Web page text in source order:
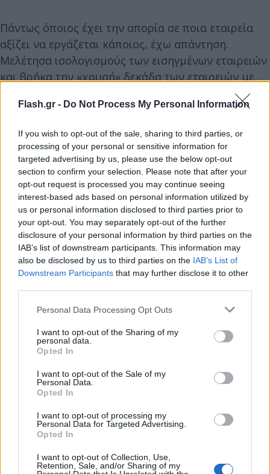
Flash.gr - Do Not Process My Personal Information
If you wish to opt-out of the sale, sharing to third parties, or
processing of your personal or sensitive information for
targeted advertising by us, please use the below opt-out
section to confirm your selection. Please note that after your
opt-out request is processed you may continue seeing
interest-based ads based on personal information utilized by
us or personal information disclosed to third parties prior to
your opt-out. You may separately opt-out of the further
disclosure of your personal information by third parties on the
IAB’s list of downstream participants. This information may
also be disclosed by us to third parties on the IAB’s List of
Downstream Participants that may further disclose it to other
Please note that this website/app uses one or more Google
not limited to your visit or usage behaviour. You may click to
grant or deny consent to Google and its third-party tags to
use your data for below specified purposes in below Google
consent section.
Personal Data Processing Opt Outs
I want to opt-out of the Sharing of my
personal data.
Opted In
I want to opt-out of the Sale of my
Personal Data.
Opted In
I want to opt-out of processing my
Personal Data for Targeted Advertising.
Opted In
I want to opt-out of Collection, Use,
Retention, Sale, and/or Sharing of my
Πάντως όποιος έχει την απορία σε ποια εταιρεία
αξίζει να εργάζεται κάποιος, έχω απάντηση.
Μελέτησα ισολογισμούς των εισηγμένων εταιρειών
και βρήκα την «χρυσή» δεκάδα των εταιρειών με
τις καλύτερες αμοιβές. Οι μεγαλύτερες μέσες
ετήσιες μικτές αμοιβές (σε ευρώ) δίνονται στις:
1η: Motor Oil: 80.020, 2η: Prodea: 77.000, 3η: Lamda:
75.634, 4η: Helleniq Energy: 64.227, 5η: ΟΠΑΠ:
54.900, 6η: Premia: 52.100, 7η: ΕΥΔΑΠ: 50.227, 8η:
ΟΛΘ: 43.492, 9η: Eurobank: 42.528, 10η: ΟΛΠ: 42.499.
Έπρεπε να γίνω κλητήρας σε διυλιστήρια, αν είχα
μυαλό, αφού δεν έγινα τραπεζίτης. Μου έλεγε ο
πατέρας μου «πήγαινε παιδί μου να δουλέψεις στα
λιμάνια» και τον είχα παρεξηγήσει…
Ο «Φάρος» της Purposeful
Το οικοσύστημα των start ups καλά κρατεί. Μία
τυμπανοκρουσίες μέσα στο καλοκαίρι είναι η
συμμετοχή της Pharos Generics Holding στο
μετοχικό κεφάλαιο της εταιρείας Purposeful.
επανατοποθέτηση φαρμάκων, έχοντας ένα δικό της